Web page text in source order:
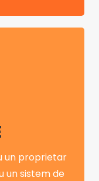
un proprietar
un sistem de